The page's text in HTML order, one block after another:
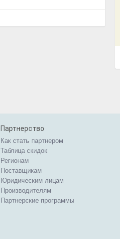
Партнерство
Как стать партнером
Таблица скидок
Регионам
Поставщикам
Юридическим лицам
Производителям
Партнерские программы